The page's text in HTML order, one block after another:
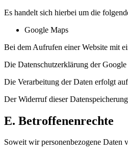
Es handelt sich hierbei um die
Google Maps
Bei dem Aufrufen einer Website mit
Die Datenschutzerklärung der
Die Verarbeitung der Daten erfolgt
Der Widerruf dieser
E. Betroffenenrechte
Soweit wir personenbezogene Daten